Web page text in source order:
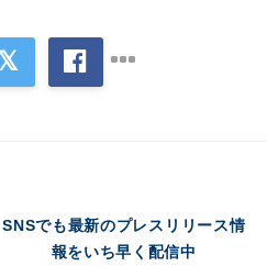
SNSでも最新のプレスリリース情
報をいち早く配信中